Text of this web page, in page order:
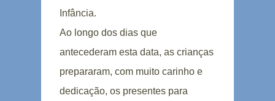
Infância.
Ao longo dos dias que
antecederam esta data, as crianças
prepararam, com muito carinho e
dedicação, os presentes para